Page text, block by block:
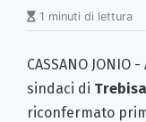
1 minuti di lettura
CASSANO
sindaci di
riconfermato